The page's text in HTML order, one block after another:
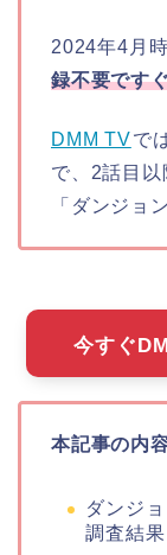
2024年4月
録不要です
DMM TVで
で、2話目
「ダンジョ
今すぐ
本記事の内
ダンジ
調査結果